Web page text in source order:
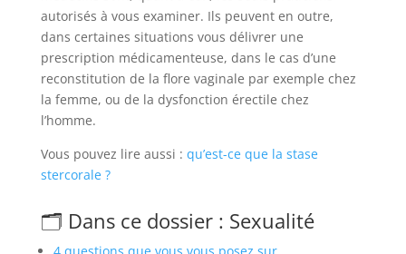
autorisés à vous examiner. Ils peuvent en outre,
dans certaines situations vous délivrer une
prescription médicamenteuse, dans le cas d’une
reconstitution de la flore vaginale par exemple chez
la femme, ou de la dysfonction érectile chez
l’homme.
Vous pouvez lire aussi : qu’est-ce que la stase
stercorale ?
🗂️ Dans ce dossier : Sexualité